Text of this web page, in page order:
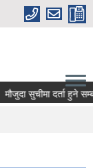
मौजुदा सुचीमा दर्ता हुने